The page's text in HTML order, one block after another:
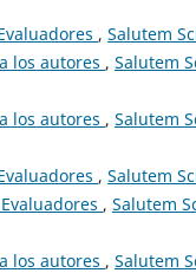
, Salutem
los autores , Salutem
los autores , Salutem
, Salutem
, Salutem
los autores , Salutem